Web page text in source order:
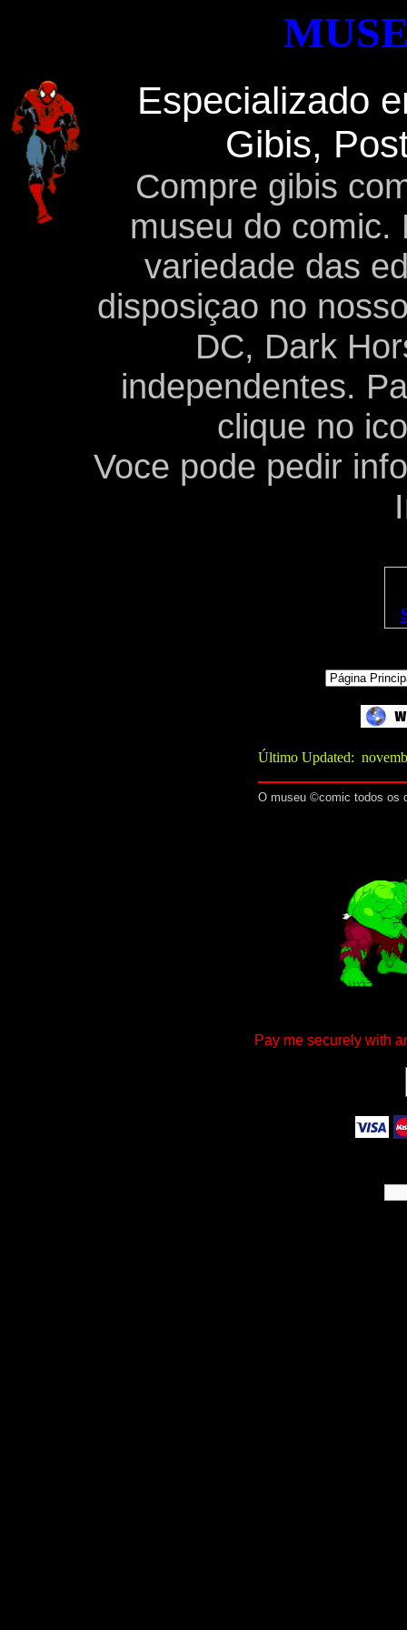
Especializado
Gibis,
Compre gibis
museu do comic.
variedade das
disposiçao no
DC, Dark
independentes.
clique no
Voce pode pedir
Último Updated:
O museu ©comic todos os
Pay me securely with